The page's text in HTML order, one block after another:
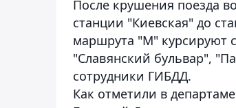
После крушения поезда
станции "Киевская" до
маршрута "М" курсируют
"Славянский бульвар",
сотрудники ГИБДД.
Как отметили в